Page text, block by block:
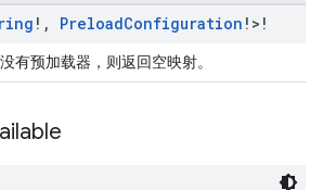
! , PreloadConfiguration !>!
有预加载器，则返回空映射。